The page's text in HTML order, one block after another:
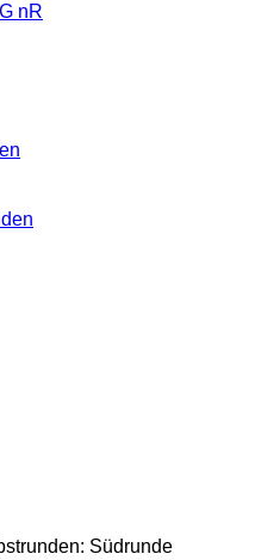
nR
Südrunde